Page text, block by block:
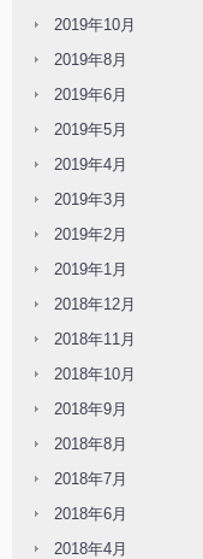
2019年10月
2019年8月
2019年6月
2019年5月
2019年4月
2019年3月
2019年2月
2019年1月
2018年12月
2018年11月
2018年10月
2018年9月
2018年8月
2018年7月
2018年6月
2018年4月